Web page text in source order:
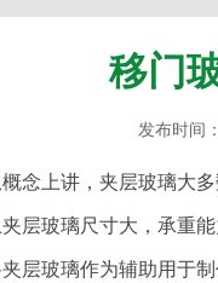
移门
发布时间
念上讲，夹层玻璃大
层玻璃尺寸大，承重
层玻璃作为辅助用于